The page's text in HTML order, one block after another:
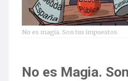
No es magia. Son tus impuestos
No es Magia.